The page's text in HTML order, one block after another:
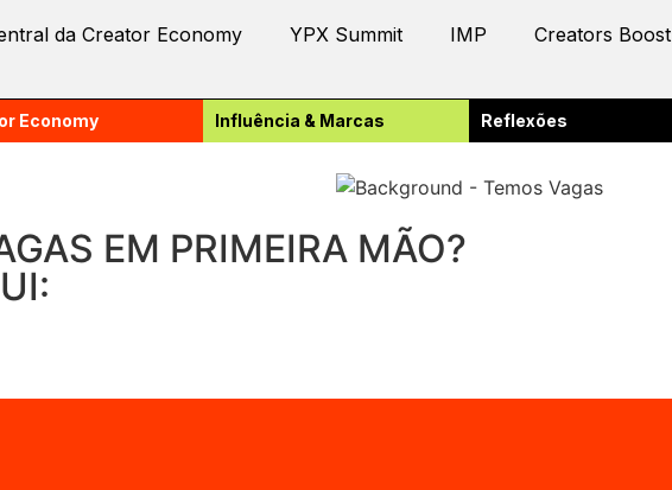
da Creator Economy YPX Summit IMP Creators Boost
Economy Influência & Marcas Reflexões
EM PRIMEIRA MÃO?